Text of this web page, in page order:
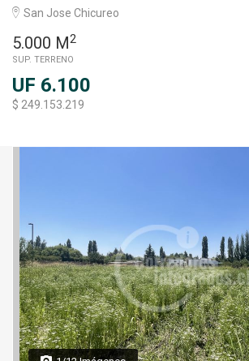
San Jose Chicureo
5.000 M2
SUP. TERRENO
UF 6.100
$ 249.153.219